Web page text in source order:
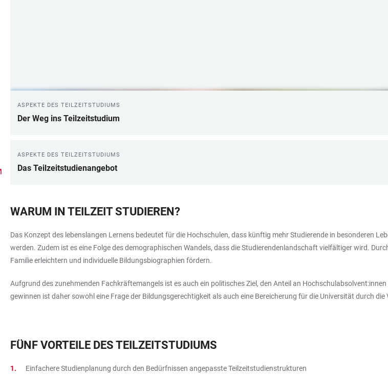
ASPEKTE DES TEILZEITSTUDIUMS
Der Weg ins Teilzeitstudium
ASPEKTE DES TEILZEITSTUDIUMS
Das Teilzeitstudienangebot
WARUM IN TEILZEIT STUDIEREN?
Das Konzept des lebenslangen Lernens bedeutet für die Hochschulen, dass künftig mehr Studierende in besonderen
werden. Zudem ist es eine Folge des demographischen Wandels, dass die Studierendenlandschaft vielfältiger wird.
Familie erleichtern und individuelle Bildungsbiographien fördern.
Aufgrund des zunehmenden Fachkräftemangels ist es auch ein politisches Ziel, den Anteil an
gewinnen ist daher sowohl eine Frage der Bildungsgerechtigkeit als auch eine Bereicherung für die Universität durch
FÜNF VORTEILE DES TEILZEITSTUDIUMS
Einfachere Studienplanung durch den Bedürfnissen angepasste Teilzeitstudienstrukturen